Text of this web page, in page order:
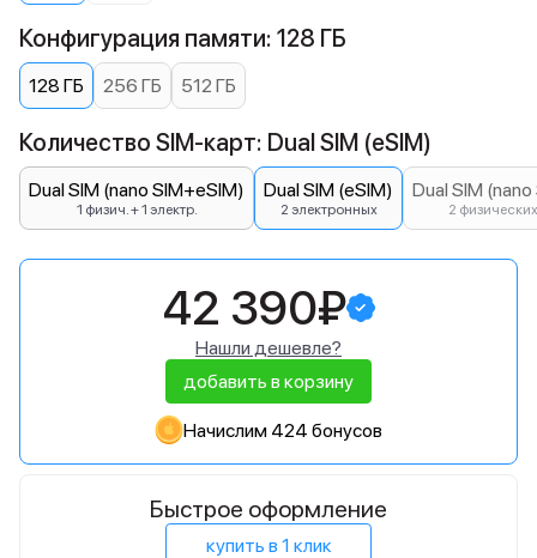
Конфигурация памяти: 128 ГБ
128 ГБ 256 ГБ 512 ГБ
Количество SIM-карт: Dual SIM (eSIM)
Dual SIM (nano SIM+eSIM)
1 физич. + 1 электр.
Dual SIM (eSIM)
2 электронных
Dual SIM
2 физических
42 390₽
Нашли дешевле?
добавить в корзину
Начислим 424 бонусов
Быстрое оформление
купить в 1 клик